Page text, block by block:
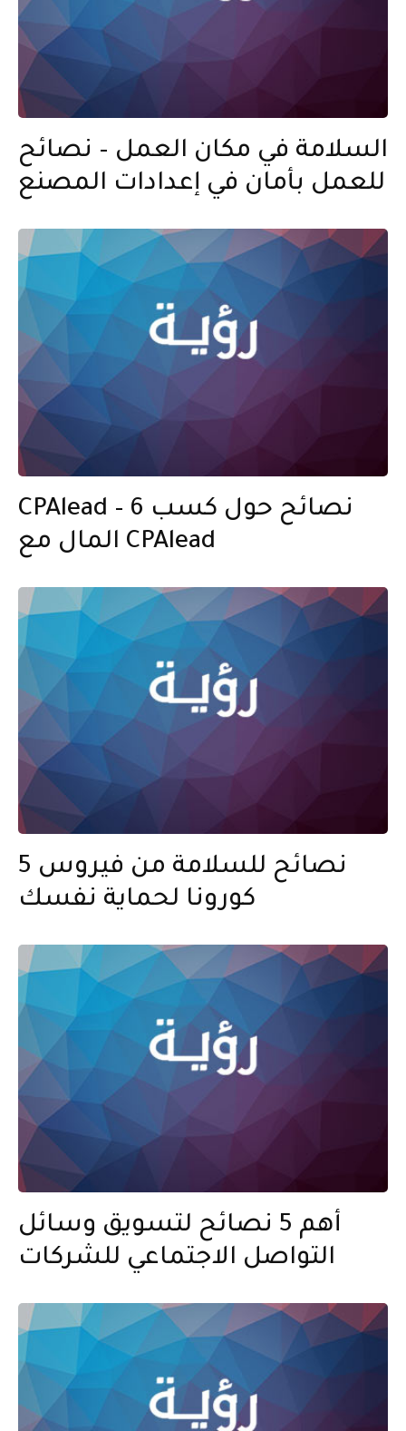
السلامة في مكان العمل – نصائح
للعمل بأمان في إعدادات المصنع
CPAlead – 6 نصائح حول كسب
المال مع CPAlead
5 نصائح للسلامة من فيروس
كورونا لحماية نفسك
أهم 5 نصائح لتسويق وسائل
التواصل الاجتماعي للشركات